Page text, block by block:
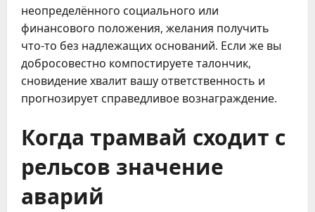
неопределённого социального или
финансового положения, желания получить
что-то без надлежащих оснований. Если же вы
добросовестно компостируете талончик,
сновидение хвалит вашу ответственность и
прогнозирует справедливое вознаграждение.
Когда трамвай сходит с
рельсов значение
аварий